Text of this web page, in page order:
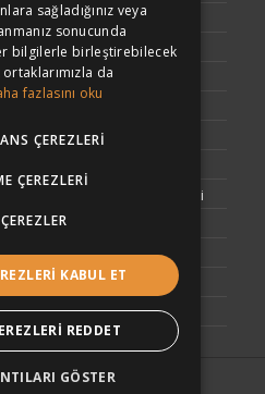
Eşya Servisleri
Makinesi Servisleri
Makinesi Servisleri
Antalya
General Electric Servisi Hizmeti
Servisi
Antalya
Antalya
Hakları Saklıdır.
sağladığınız veya
sonucunda
bilgilerle birleştirebilecek
da
fazlasını oku
ÇEREZLERI
ÇEREZLERI
KABUL ET
REDDET
GÖSTER